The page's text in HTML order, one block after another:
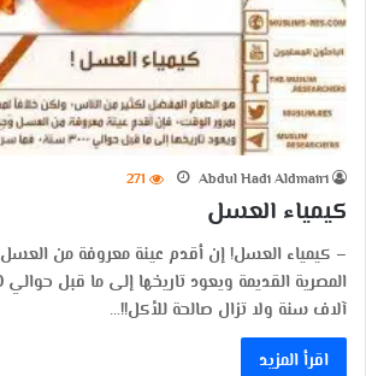
Abdul Hadi Aldmairi
271
كيمياء العسل
– كيمياء العسل! إن أقدم عينة معروفة من
آلاف سنة ولا تزال صالحة للأكل!!…
اقرأ المزيد